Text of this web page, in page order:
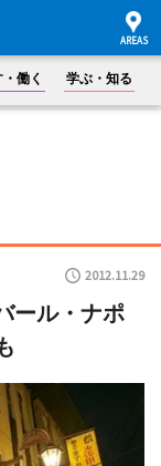
働く 学ぶ・知る
2012.11.29
ール・ナポ